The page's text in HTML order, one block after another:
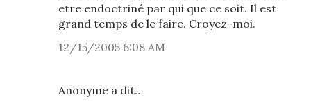
etre endoctriné par qui que ce soit. Il est
grand temps de le faire. Croyez-moi.
12/15/2005 6:08 AM
Anonyme a dit…